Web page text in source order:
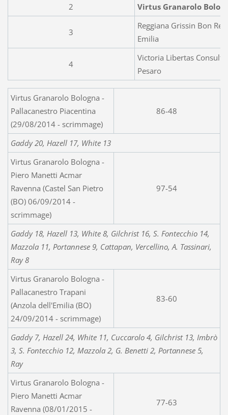
2
Virtus Granarolo
3
Reggiana Grissin Bon
Emilia
4
Victoria Libertas
Pesaro
Virtus Granarolo Bologna -
Pallacanestro Piacentina
(29/08/2014 - scrimmage)
86-48
Gaddy 20, Hazell 17, White 13
Virtus Granarolo Bologna -
Piero Manetti Acmar
Ravenna (Castel San Pietro
(BO) 06/09/2014 -
scrimmage)
97-54
Gaddy 18, Hazell 13, White 8, Gilchrist 16, S. Fontecchio 14,
Mazzola 11, Portannese 9, Cattapan, Vercellino, A. Tassinari,
Ray 8
Virtus Granarolo Bologna -
Pallacanestro Trapani
(Anzola dell'Emilia (BO)
24/09/2014 - scrimmage)
83-60
Gaddy 7, Hazell 24, White 11, Cuccarolo 4, Gilchrist 13, Imbrò
3, S. Fontecchio 12, Mazzola 2, G. Benetti 2, Portannese 5,
Ray
Virtus Granarolo Bologna -
Piero Manetti Acmar
Ravenna (08/01/2015 -
77-63